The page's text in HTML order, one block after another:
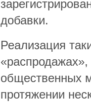
добавки.
Реализация
общественных
протяжении